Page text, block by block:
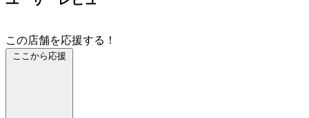
この店舗を応援する！
ここから応援